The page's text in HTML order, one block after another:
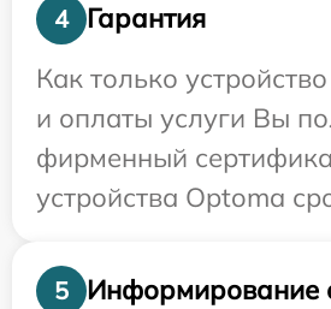
4
Гарантия
Как только
и оплаты услуги Вы
фирменный
устройства Optoma
5
Информирование